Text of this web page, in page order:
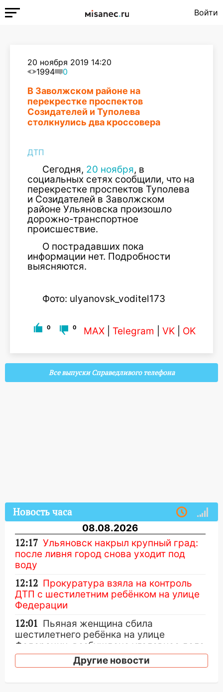
Войти
20 ноября 2019 14:20
1994
0
В Заволжском районе на
перекрестке проспектов
Созидателей и Туполева
столкнулись два кроссовера
ДТП
Сегодня, 20 ноября, в
социальных сетях сообщили, что на
перекрестке проспектов Туполева
и Созидателей в Заволжском
районе Ульяновска произошло
дорожно-транспортное
происшествие.
О пострадавших пока
информации нет. Подробности
выясняются.
Фото: ulyanovsk_voditel173
0 0 MAX Telegram VK OK
Все выпуски Справедливого телефона
Новость часа
08.08.2026
12:17 Ульяновск накрыл крупный град:
после ливня город снова уходит под
воду
12:12 Прокуратура взяла на контроль
ДТП с шестилетним ребёнком на улице
Федерации
12:01 Пьяная женщина сбила
шестилетнего ребёнка на улице
Федерации: возбуждено уголовное дело
11:16
В Ульяновске ищут 37-летнего
Другие новости